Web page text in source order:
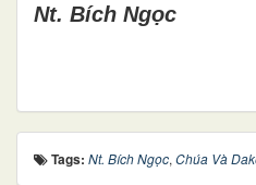
Nt. Bích Ngọc
Tags: Nt. Bích Ngọc, Chúa Và